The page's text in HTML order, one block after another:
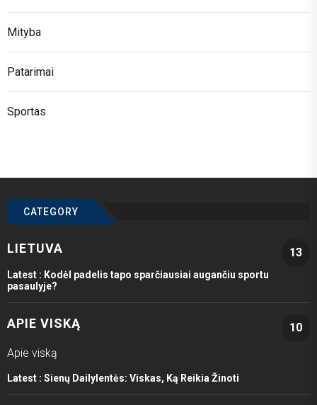
Mityba
Patarimai
Sportas
CATEGORY
LIETUVA 13
Latest : Kodėl padelis tapo sparčiausiai augančiu sportu
pasaulyje?
APIE VISKĄ
10
Apie viską
Latest : Sienų Dailylentės: Viskas, Ką Reikia Žinoti